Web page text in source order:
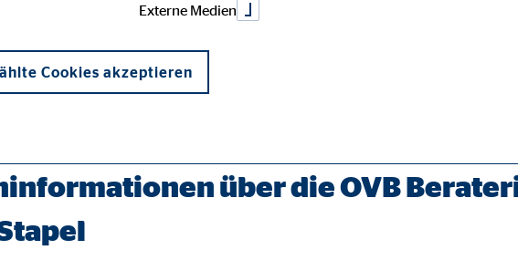
über die OVB
Externe Medien
Cookies akzeptieren
und sind für die einwandfreie Funktion der Website erforderlich. Die Deaktivierung